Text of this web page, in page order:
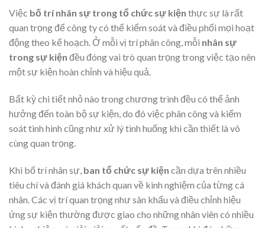
Việc bố trí nhân sự trong tổ chức sự kiện thực sự là rất
quan trọng để công ty có thể kiểm soát và điều phối mọi hoạt
động theo kế hoạch. Ở mỗi vị trí phân công, mỗi nhân sự
trong sự kiện đều đóng vai trò quan trọng trong việc tạo nên
một sự kiện hoàn chỉnh và hiệu quả.
Bất kỳ chi tiết nhỏ nào trong chương trình đều có thể ảnh
hưởng đến toàn bộ sự kiện, do đó việc phân công và kiểm
soát tình hình cũng như xử lý tình huống khi cần thiết là vô
cùng quan trọng.
Khi bố trí nhân sự, ban tổ chức sự kiện cần dựa trên nhiều
tiêu chí và đánh giá khách quan về kinh nghiệm của từng cá
nhân. Các vị trí quan trọng như sân khấu và điều chỉnh hiệu
ứng sự kiện thường được giao cho những nhân viên có nhiều